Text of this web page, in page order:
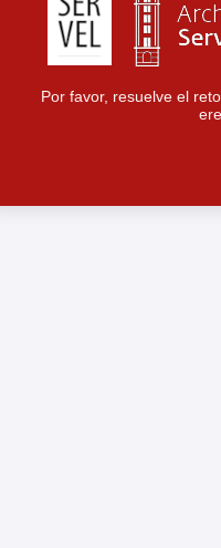
Por favor, resuelve el